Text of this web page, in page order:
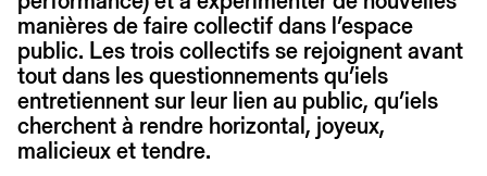
manières de faire collectif dans l’espace
public. Les trois collectifs se rejoignent avant
tout dans les questionnements qu’iels
entretiennent sur leur lien au public, qu’iels
cherchent à rendre horizontal, joyeux,
malicieux et tendre.